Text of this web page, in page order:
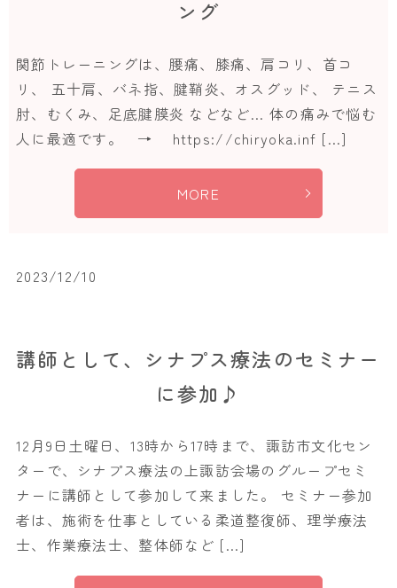
ング
関節トレーニングは、腰痛、膝痛、肩コリ、首コ
リ、 五十肩、バネ指、腱鞘炎、オスグッド、 テニス
肘、むくみ、足底腱膜炎 などなど… 体の痛みで悩む
人に最適です。 → https://chiryoka.inf […]
MORE
2023/12/10
講師として、シナプス療法のセミナー
に参加♪
12月9日土曜日、13時から17時まで、諏訪市文化セン
ターで、シナプス療法の上諏訪会場のグループセミ
ナーに講師として参加して来ました。 セミナー参加
者は、施術を仕事としている柔道整復師、理学療法
士、作業療法士、整体師など […]